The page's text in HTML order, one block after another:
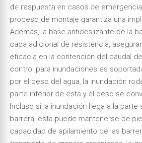
de respuesta en casos de
proceso de montaje garantiza una
Además, la base antideslizante de la
capa adicional de resistencia,
eficacia en la contención del caudal
control para inundaciones es
por el peso del agua, la inundación
parte inferior de esta y el peso se
Incluso si la inundación llega a la parte
barrera, esta puede mantenerse de
capacidad de apilamiento de las